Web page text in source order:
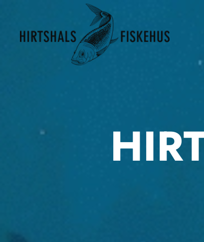
Zum Hauptinhalt springen